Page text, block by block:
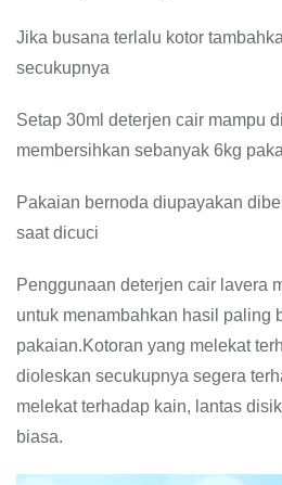
Jika busana terlalu kotor
secukupnya
Setap 30ml deterjen cair mampu
membersihkan sebanyak 6kg
Pakaian bernoda diupayakan
saat dicuci
Penggunaan deterjen cair lavera
untuk menambahkan hasil paling
pakaian.Kotoran yang melekat
dioleskan secukupnya segera
melekat terhadap kain, lantas
biasa.